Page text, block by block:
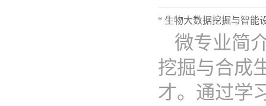
“ 生物大数据挖掘与智能
微专业简
挖掘与合成
才。通过学